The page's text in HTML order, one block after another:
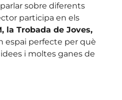
sobre diferents
participa en els
la Trobada de Joves,
espai perfecte per què
i moltes ganes de